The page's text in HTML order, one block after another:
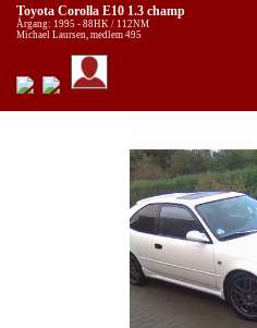
Toyota Corolla E10 1.3 champ
Årgang: 1995 - 88HK / 112NM
Michael Laursen, medlem 495